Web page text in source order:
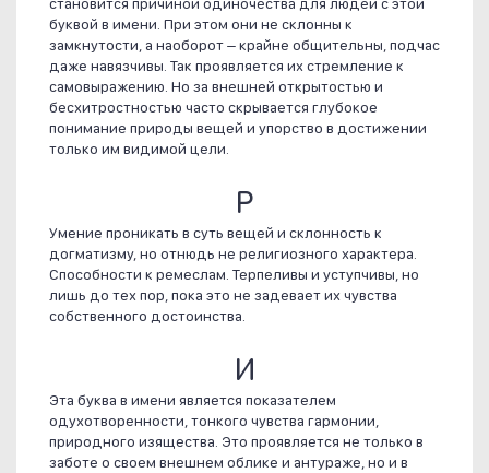
становится причиной одиночества для людей с этой
буквой в имени. При этом они не склонны к
замкнутости, а наоборот – крайне общительны, подчас
даже навязчивы. Так проявляется их стремление к
самовыражению. Но за внешней открытостью и
бесхитростностью часто скрывается глубокое
понимание природы вещей и упорство в достижении
только им видимой цели.
Р
Умение проникать в суть вещей и склонность к
догматизму, но отнюдь не религиозного характера.
Способности к ремеслам. Терпеливы и уступчивы, но
лишь до тех пор, пока это не задевает их чувства
собственного достоинства.
И
Эта буква в имени является показателем
одухотворенности, тонкого чувства гармонии,
природного изящества. Это проявляется не только в
заботе о своем внешнем облике и антураже, но и в